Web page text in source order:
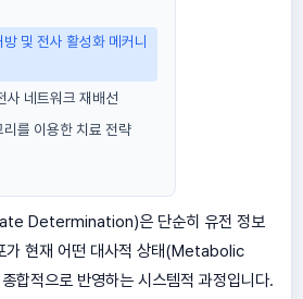
및 전사 활성화 메커니
사 네트워크 재배선
를 이용한 치료 전략
Determination)은 단순히 유전 정보
가 현재 어떤 대사적 상태(Metabolic
합적으로 반영하는 시스템적 과정입니다.